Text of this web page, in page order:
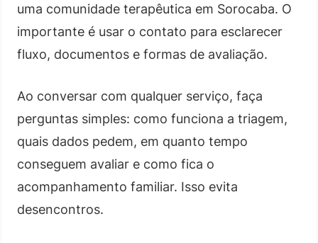
uma comunidade terapêutica em Sorocaba. O
importante é usar o contato para esclarecer
fluxo, documentos e formas de avaliação.
Ao conversar com qualquer serviço, faça
perguntas simples: como funciona a triagem,
quais dados pedem, em quanto tempo
conseguem avaliar e como fica o
acompanhamento familiar. Isso evita
desencontros.